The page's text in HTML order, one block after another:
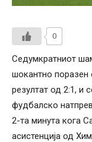
0
Седумкратниот
шокантно
резултат од 2:1, и
фудбалско
2-та минута кога
асистенција од